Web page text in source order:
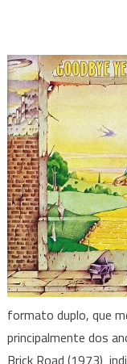
formato duplo, que
principalmente dos